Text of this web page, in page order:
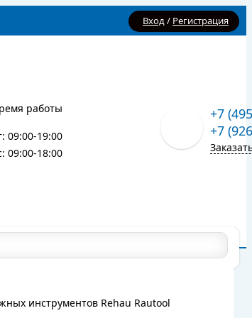
Вход/ Регистрация
работы
09:00-19:00
09:00-18:00
+7
+7
инструментов Rehau Rautool
инструментов Rehau Rautool